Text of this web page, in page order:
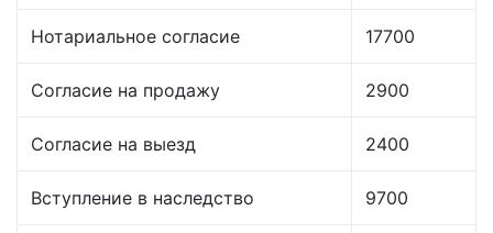
Нотариальное согласие 17700
Согласие на продажу 2900
Согласие на выезд 2400
Вступление в наследство 9700